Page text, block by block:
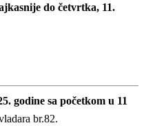
do četvrtka, 11.
godine sa početkom u 11
br.82.